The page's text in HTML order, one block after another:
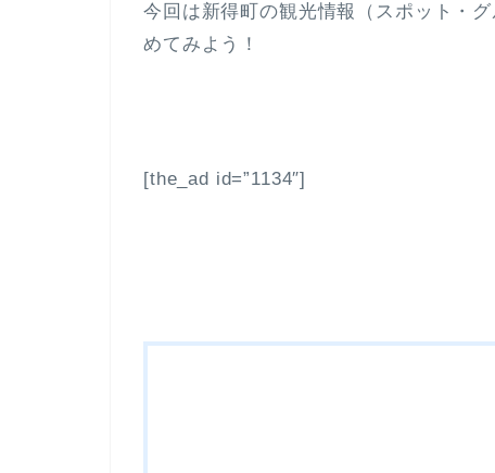
今回は新得町の観光情報（スポット・
めてみよう！
[the_ad id=”1134″]